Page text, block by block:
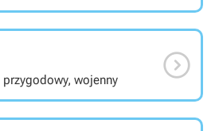
wojenny 